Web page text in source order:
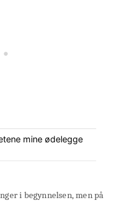
mine ødelegge
i begynnelsen, men på